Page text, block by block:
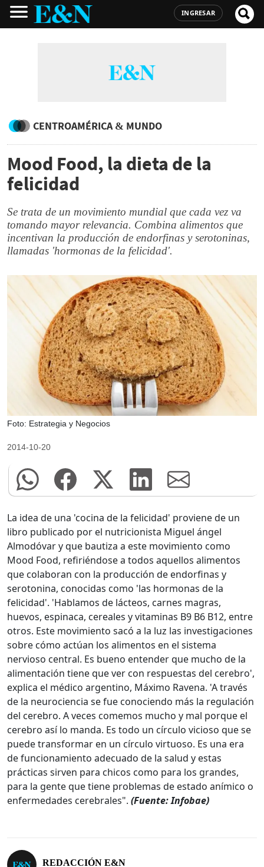
INGRESAR
CENTROAMÉRICA & MUNDO
Mood Food, la dieta de la
felicidad
Se trata de un movimiento mundial que cada vez va
tomando mayor relevancia. Combina alimentos que
incentivan la producción de endorfinas y serotoninas,
llamadas 'hormonas de la felicidad'.
Foto: Estrategia y Negocios
2014-10-20
La idea de una 'cocina de la felicidad' proviene de un
libro publicado por el nutricionista Miguel ángel
Almodóvar y que bautiza a este movimiento como
Mood Food, refiriéndose a todos aquellos alimentos
que colaboran con la producción de endorfinas y
serotonina, conocidas como 'las hormonas de la
felicidad'. 'Hablamos de lácteos, carnes magras,
huevos, espinaca, cereales y vitaminas B9 B6 B12, entre
otros. Este movimiento sacó a la luz las investigaciones
sobre cómo actúan los alimentos en el sistema
nervioso central. Es bueno entender que mucho de la
alimentación tiene que ver con respuestas del cerebro',
explica el médico argentino, Máximo Ravena. 'A través
de la neurociencia se fue conociendo más la regulación
del cerebro. A veces comemos mucho y mal porque el
cerebro así lo manda. Es todo un círculo vicioso que se
puede transformar en un círculo virtuoso. Es una era
de funcionamiento adecuado de la salud y estas
prácticas sirven para chicos como para los grandes,
para la gente que tiene problemas de estado anímico o
enfermedades cerebrales". (Fuente: Infobae)
REDACCIÓN E&N